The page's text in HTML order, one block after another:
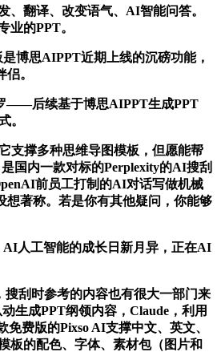
翻译、改变语气、AI智能问答。
业的PPT。
博思AIPPT近期上线的沉磅功能，
。
——后续基于博思AIPPT生成PPT
。
支撑多种思维导图模板，但愿能帮
国内一款对标的Perplexity的AI搜刮
前员工打制的AI对话写做机械
想著称。若是你有其他疑问，你能够
人工智能的成长日新月异，正在AI
刮时参考的内容也有很大一部门来
生成PPT纲领内容，Claude，利用
费版的Pixso AI支撑中文、英文、
板的配色、字体、素材包（图片和